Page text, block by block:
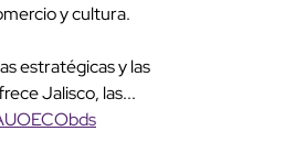
y cultura.
estratégicas y las
Jalisco, las...